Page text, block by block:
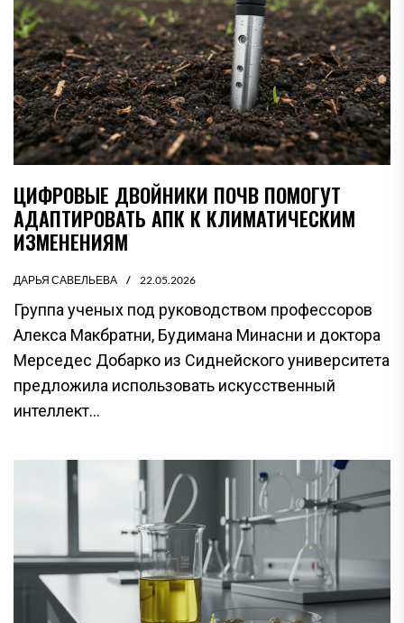
ЦИФРОВЫЕ ДВОЙНИКИ ПОЧВ ПОМОГУТ
АДАПТИРОВАТЬ АПК К КЛИМАТИЧЕСКИМ
ИЗМЕНЕНИЯМ
ДАРЬЯ САВЕЛЬЕВА 22.05.2026
Группа ученых под руководством профессоров
Алекса Макбратни, Будимана Минасни и доктора
Мерседес Добарко из Сиднейского университета
предложила использовать искусственный
интеллект...